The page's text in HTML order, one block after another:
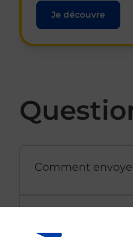
Je découvre
Comment